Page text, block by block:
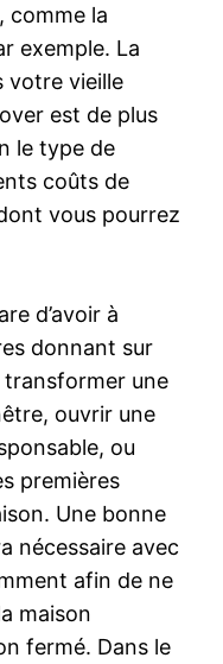
comme la
exemple. La
votre vieille
est de plus
le type de
coûts de
vous pourrez
d’avoir à
donnant sur
transformer une
ouvrir une
ou
premières
Une bonne
nécessaire avec
afin de ne
maison
fermé. Dans le